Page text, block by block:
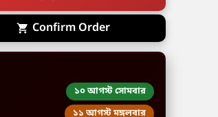
Confirm Order
১০ আগস্ট সোমবার
১১ আগস্ট মঙ্গলবার